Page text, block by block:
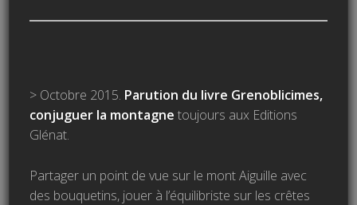
> Octobre 2015. Parution du livre Grenoblicimes,
conjuguer la montagne toujours aux Editions
Glénat.
Partager un point de vue sur le mont Aiguille avec
des bouquetins, jouer à l’équilibriste sur les crêtes